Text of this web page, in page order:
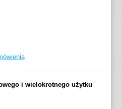
i wielokrotnego użytku